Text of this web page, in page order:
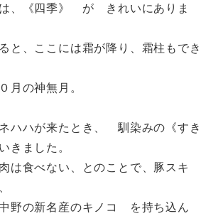
《四季》 が きれいにありま
、ここには霜が降り、霜柱もでき
の神無月。
ハが来たとき、 馴染みの《すき
きました。
食べない、とのことで、豚スキ
の新名産のキノコ を持ち込ん